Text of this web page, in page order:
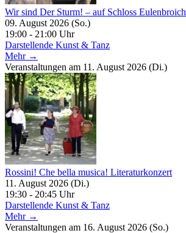
Wir sind Der Sturm! – auf Schloss Eulenbroich
09. August 2026 (So.)
19:00 - 21:00 Uhr
Darstellende Kunst & Tanz
Mehr →
Veranstaltungen am 11. August 2026 (Di.)
Rossini! Che bella musica! Literaturkonzert
11. August 2026 (Di.)
19:30 - 20:45 Uhr
Darstellende Kunst & Tanz
Mehr →
Veranstaltungen am 16. August 2026 (So.)